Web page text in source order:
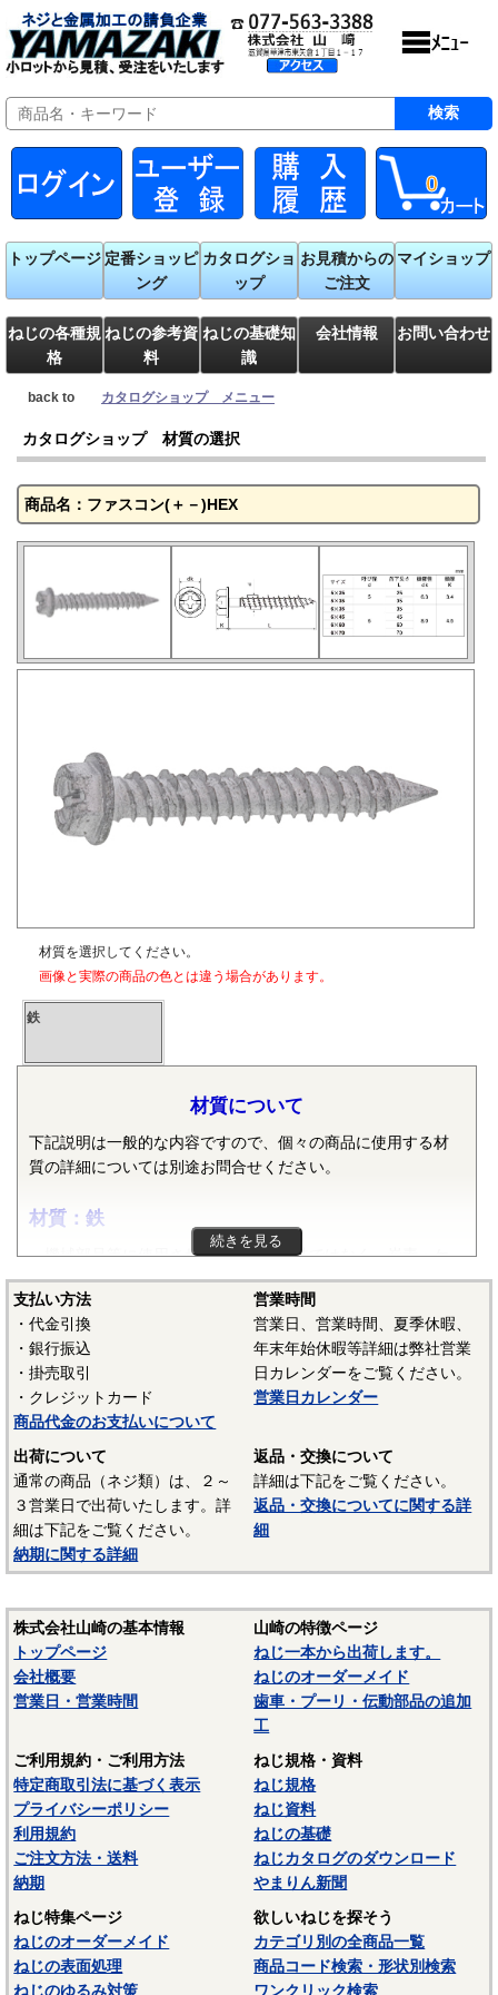
0
トップページ 定番ショッピ
ング
カタログショ
ップ
お見積からの
ご注文
マイショップ
ねじの各種規
格
ねじの参考資
料
ねじの基礎知
識
会社情報 お問い合わせ
back to カタログショップ メニュー
カタログショップ 材質の選択
商品名：ファスコン(＋－)HEX
材質を選択してください。
画像と実際の商品の色とは違う場合があります。
鉄
材質について
下記説明は一般的な内容ですので、個々の商品に使用する材
質の詳細については別途お問合せください。
材質：鉄
機械部品等に使用される鉄は純粋な鉄ではなく、炭素・ケ
イ素・マンガン・リン・硫黄等の元素が含まれた普通鋼や普
通鋼に特殊な元素が加えられた特殊鋼が使用されます。ボル
ト、小ねじ、タッピンねじ、ナット、リベット等では冷間圧
造用炭素鋼線（SWCH）がよく使用されます。平座金等は冷
間圧延鋼板（SPCC）等、ばね座金等は硬鋼線（SWRH）等、
スプリングピンや歯付き座金等はみがき特殊帯鋼（S60CM～
S70CM）等でメーカーや製品毎で様々な材質が使用されてい
ます。当サイトでは特定の材質表記がない場合は、これらの
鉄鋼材料を一般名称の「鉄」と表記しています。
－－－－－－－－－－－－－－－
☆ねじに使用される材料については下記ページにも掲載して
います。ご参照ください。
〇鉄鋼材料
ステンレス材料
続きを見る
支払い方法
・代金引換
・銀行振込
・掛売取引
・クレジットカード
商品代金のお支払いについて
営業時間
営業日、営業時間、夏季休暇、
年末年始休暇等詳細は弊社営業
日カレンダーをご覧ください。
営業日カレンダー
出荷について
通常の商品（ネジ類）は、２～
３営業日で出荷いたします。詳
細は下記をご覧ください。
納期に関する詳細
返品・交換について
詳細は下記をご覧ください。
返品・交換についてに関する詳
細
株式会社山崎の基本情報
トップページ
会社概要
営業日・営業時間
山崎の特徴ページ
ねじ一本から出荷します。
ねじのオーダーメイド
歯車・プーリ・伝動部品の追加
工
ご利用規約・ご利用方法
特定商取引法に基づく表示
プライバシーポリシー
利用規約
ご注文方法・送料
納期
ねじ規格・資料
ねじ規格
ねじ資料
ねじの基礎
ねじカタログのダウンロード
やまりん新聞
ねじ特集ページ
ねじのオーダーメイド
ねじの表面処理
ねじのゆるみ対策
欲しいねじを探そう
カテゴリ別の全商品一覧
商品コード検索・形状別検索
ワンクリック検索